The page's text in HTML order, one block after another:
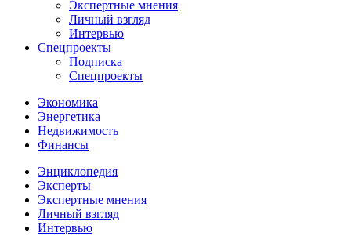
Экспертные мнения
Личный взгляд
Интервью
Спецпроекты
Подписка
Спецпроекты
Экономика
Энергетика
Недвижимость
Финансы
Энциклопедия
Эксперты
Экспертные мнения
Личный взгляд
Интервью